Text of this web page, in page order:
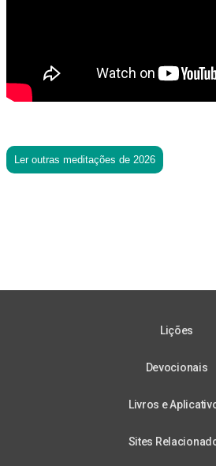
Ler outras meditações de 2026
Lições
Devocionais
Livros e
Sites